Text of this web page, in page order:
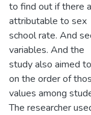
to find out if there
attributable to sex
school rate. And
variables. And the
study also aimed
on the order of
values among
The researcher